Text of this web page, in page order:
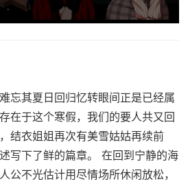
忘其夏日回归忆转眼间正是已经属
在于这个寒假，我们的要人共又回
结衣姐姐再次有美雪姑姑再续前
写下了鲜的篇章。 在回到宁静的海
公不光估计用尽情场所休闲放松，